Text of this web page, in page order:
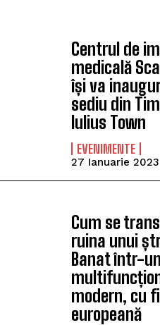
Centrul de
medicală
își va
sediu din
Iulius Town
EVENIMENTE
27 Ianuarie 2023
Cum se
ruina unui
Banat într-
modern, cu
europeană